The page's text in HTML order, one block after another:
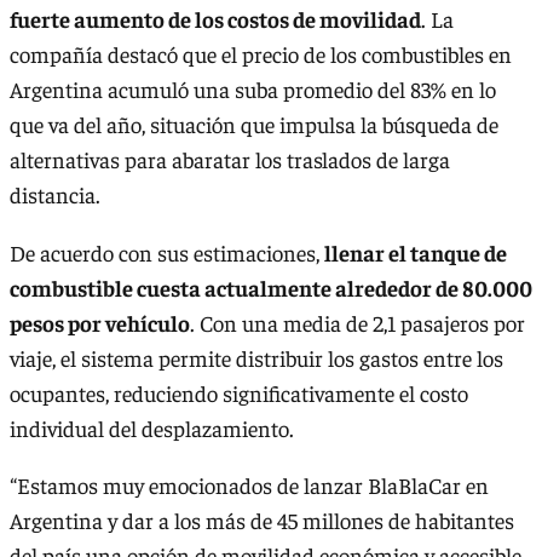
fuerte aumento de los costos de movilidad. La
compañía destacó que el precio de los combustibles en
Argentina acumuló una suba promedio del 83% en lo
que va del año, situación que impulsa la búsqueda de
alternativas para abaratar los traslados de larga
distancia.
De acuerdo con sus estimaciones,llenar el tanque de
combustible cuesta actualmente alrededor de 80.000
pesos por vehículo. Con una media de 2,1 pasajeros por
viaje, el sistema permite distribuir los gastos entre los
ocupantes, reduciendo significativamente el costo
individual del desplazamiento.
“Estamos muy emocionados de lanzar BlaBlaCar en
Argentina y dar a los más de 45 millones de habitantes